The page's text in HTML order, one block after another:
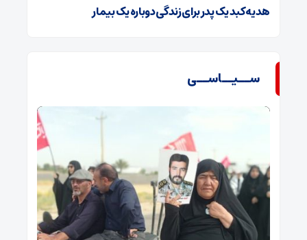
هدیه کبد یک پدر برای زندگی دوباره یک بیمار
ســیــاســی